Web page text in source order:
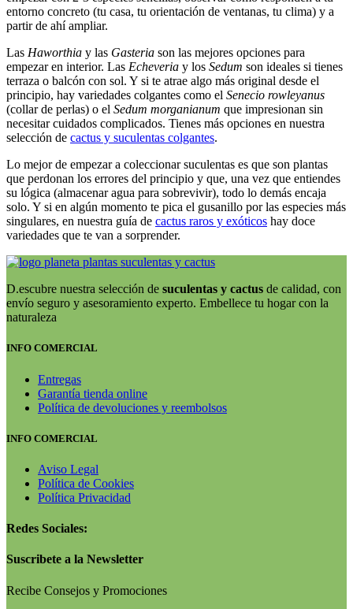
entorno concreto (tu casa, tu orientación de ventanas, tu clima) y a
partir de ahí ampliar.
Las Haworthia y las Gasteria son las mejores opciones para
empezar en interior. Las Echeveria y los Sedum son ideales si tienes
terraza o balcón con sol. Y si te atrae algo más original desde el
principio, hay variedades colgantes como el Senecio rowleyanus
(collar de perlas) o el Sedum morganianum que impresionan sin
necesitar cuidados complicados. Tienes más opciones en nuestra
selección de cactus y suculentas colgantes.
Lo mejor de empezar a coleccionar suculentas es que son plantas
que perdonan los errores del principio y que, una vez que entiendes
su lógica (almacenar agua para sobrevivir), todo lo demás encaja
solo. Y si en algún momento te pica el gusanillo por las especies más
singulares, en nuestra guía de cactus raros y exóticos hay doce
variedades que te van a sorprender.
D.escubre nuestra selección de suculentas y cactus de calidad, con
envío seguro y asesoramiento experto. Embellece tu hogar con la
naturaleza
INFO COMERCIAL
Entregas
Garantía tienda online
Política de devoluciones y reembolsos
INFO COMERCIAL
Aviso Legal
Política de Cookies
Política Privacidad
Redes Sociales:
Suscribete a la Newsletter
Recibe Consejos y Promociones